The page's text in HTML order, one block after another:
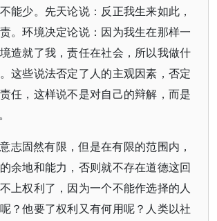
能少。先天论说：反正我生来如此，
。环境决定论说：因为我生在那样一
造就了我，责任在社会，所以我做什
这些说法否定了人的主观因素，否定
任，这样说不是对自己的辩解，而是
志固然有限，但是在有限的范围内，
余地和能力，否则就不存在道德这回
上权利了，因为一个不能作选择的人
？他要了权利又有何用呢？人类以社